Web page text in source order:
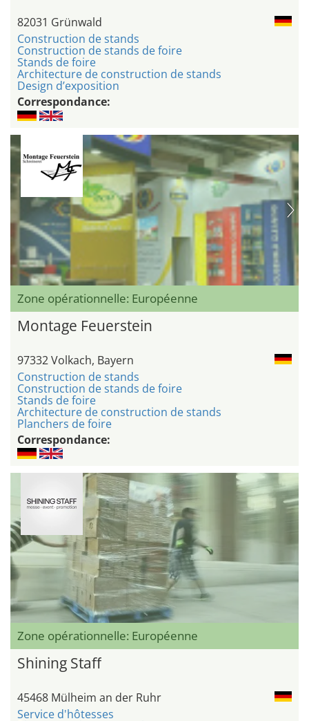
82031 Grünwald
Construction de stands
Construction de stands de foire
Stands de foire
Architecture de construction de stands
Design d’exposition
Correspondance:
Zone opérationnelle: Européenne
Montage Feuerstein
97332 Volkach, Bayern
Construction de stands
Construction de stands de foire
Stands de foire
Architecture de construction de stands
Planchers de foire
Correspondance:
Zone opérationnelle: Européenne
Shining Staff
45468 Mülheim an der Ruhr
Service d'hôtesses